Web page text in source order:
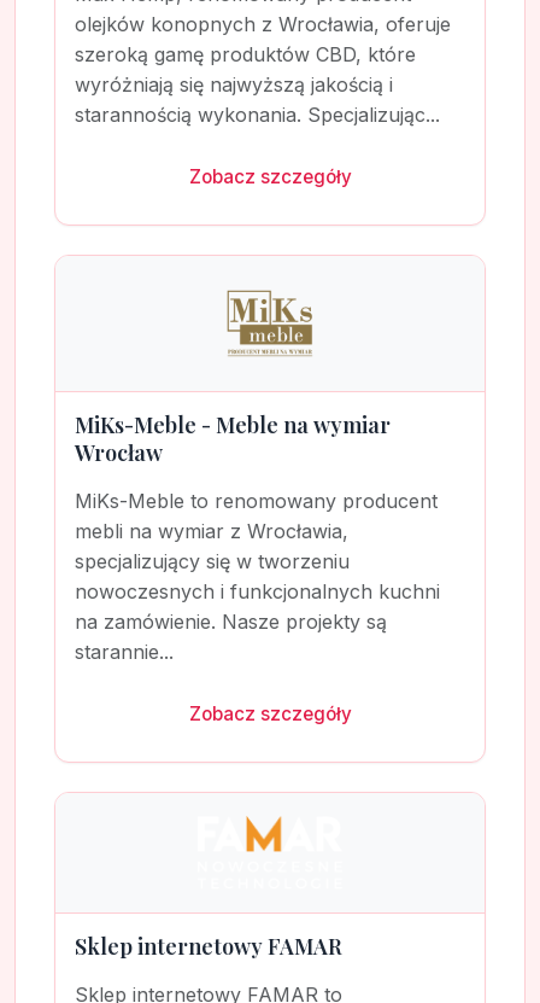
olejków konopnych z Wrocławia, oferuje
szeroką gamę produktów CBD, które
wyróżniają się najwyższą jakością i
starannością wykonania. Specjalizując...
Zobacz szczegóły
MiKs-Meble - Meble na wymiar
Wrocław
MiKs-Meble to renomowany producent
mebli na wymiar z Wrocławia,
specjalizujący się w tworzeniu
nowoczesnych i funkcjonalnych kuchni
na zamówienie. Nasze projekty są
starannie...
Zobacz szczegóły
Sklep internetowy FAMAR
Sklep internetowy FAMAR to